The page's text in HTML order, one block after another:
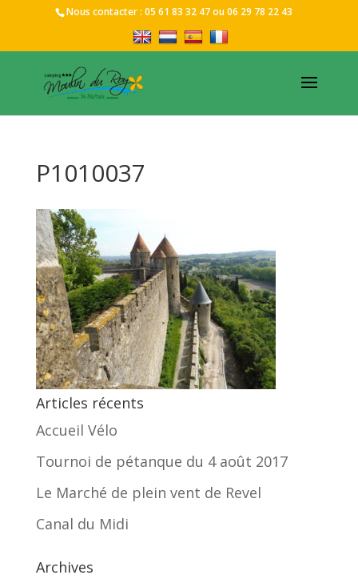
Nous contacter : 05 61 83 32 47ou06 29 78 22 43
P1010037
Articles récents
Accueil Vélo
Tournoi de pétanque du 4 août 2017
Le Marché de plein vent de Revel
Canal du Midi
Archives